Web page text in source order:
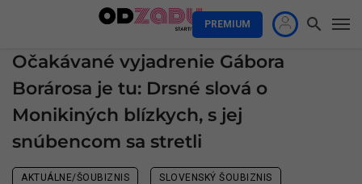
PREMIUM
Očakávané vyjadrenie Gábora
Borárosa je tu: Drsné slová o
Monikiných blízkych, s jej
snúbencom sa stretli
AKTUÁLNE/ŠOUBIZNIS SLOVENSKÝ ŠOUBIZNIS